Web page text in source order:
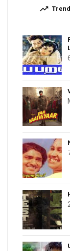
trending_up